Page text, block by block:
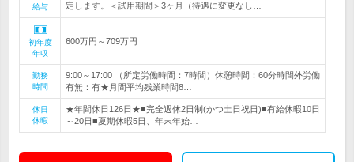
給与
定します。＜試用期間＞3ヶ月（待遇に変更なし…
初年度
年収
600万円～709万円
勤務
時間
9:00～17:00 （所定労働時間：7時間）休憩時間：60分時間外労働
有無：有★月間平均残業時間8…
休日
休暇
★年間休日126日★■完全週休2日制(かつ土日祝日)■有給休暇10日
～20日■夏期休暇5日、年末年始…